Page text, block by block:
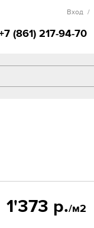
(861) 217-94-70
Вход /
1'373 р./м2